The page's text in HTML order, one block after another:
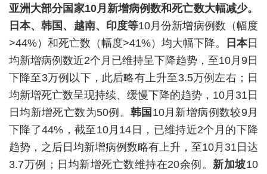
亚洲大部分国家10月新增病例数和死亡数大幅减少。
日本、韩国、越南、印度等10月份新增病例数（幅度
>44%）和死亡数（幅度>41%）均大幅下降。
日本日
均新增病例数近2个月已维持呈下降趋势，至10月9日
下降至3万例以下，此后略有上升至3.5万例左右；日
均新增死亡数呈现持续、缓慢下降的趋势，10月31日
日均新增死亡数为50例。 韩国 10月新增病例数较9月
下降了44%，截至10月14日，已维持近2个月的下降
趋势，之后日均新增病例数略有上升，至10月31日达
3.7万例；日均新增死亡数维持在20余例。 新加坡10